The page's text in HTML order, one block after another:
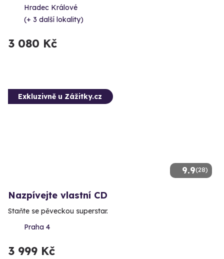
Hradec Králové
(+ 3 další lokality)
3 080 Kč
9.9(28)
Exkluzivně u Zážitky.cz
Nazpívejte vlastní CD
Staňte se pěveckou superstar.
Praha 4
3 999 Kč